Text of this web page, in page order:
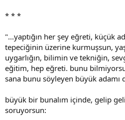
* * *
"...yaptığın her şey eğreti, küçük
tepeciğinin üzerine kurmuşsun,
uygarlığın, bilimin ve tekniğin,
eğitim, hep eğreti. bunu
sana bunu söyleyen büyük adamı
büyük bir bunalım içinde, gelip
soruyorsun: